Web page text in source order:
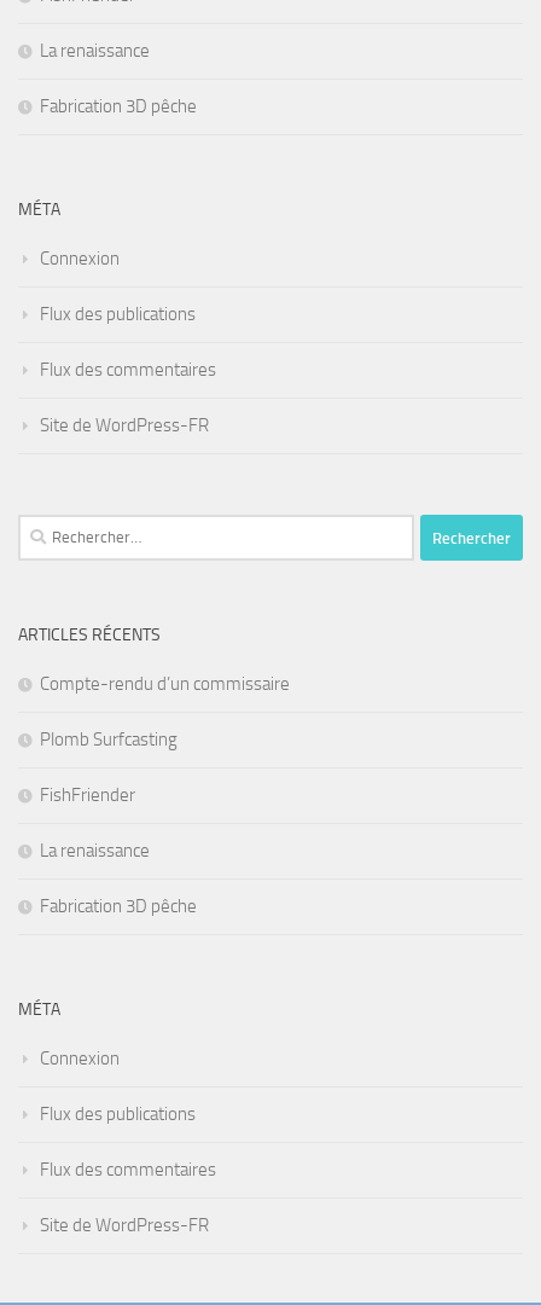
La renaissance
Fabrication 3D pêche
MÉTA
Connexion
Flux des publications
Flux des commentaires
Site de WordPress-FR
Rechercher :
ARTICLES RÉCENTS
Compte-rendu d’un commissaire
Plomb Surfcasting
FishFriender
La renaissance
Fabrication 3D pêche
MÉTA
Connexion
Flux des publications
Flux des commentaires
Site de WordPress-FR